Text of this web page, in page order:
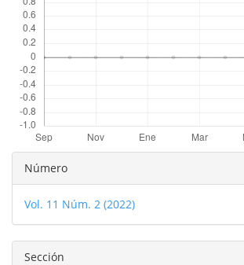
Detalles
del
artículo
Número
Vol. 11 Núm. 2 (2022)
Sección